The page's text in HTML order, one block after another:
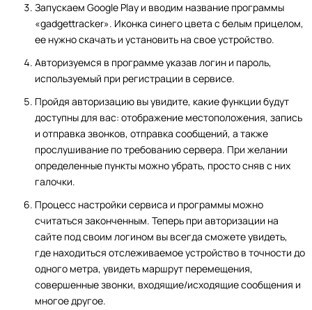
Запускаем Google Play и вводим название программы
«gadgettracker». Иконка синего цвета с белым прицелом,
ее нужно скачать и установить на свое устройство.
Авторизуемся в программе указав логин и пароль,
используемый при регистрации в сервисе.
Пройдя авторизацию вы увидите, какие функции будут
доступны для вас: отображение местоположения, запись
и отправка звонков, отправка сообщений, а также
прослушивание по требованию сервера. При желании
определенные пункты можно убрать, просто сняв с них
галочки.
Процесс настройки сервиса и программы можно
считаться законченным. Теперь при авторизации на
сайте под своим логином вы всегда сможете увидеть,
где находиться отслеживаемое устройство в точности до
одного метра, увидеть маршрут перемещения,
совершенные звонки, входящие/исходящие сообщения и
многое другое.